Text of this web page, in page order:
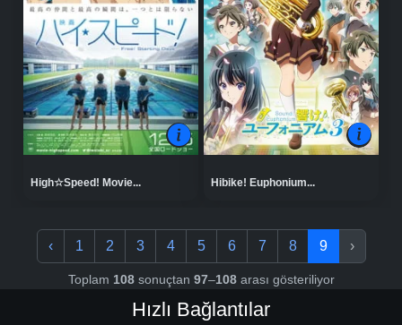
High☆Speed! Movie... Hibike! Euphonium...
‹ 1 2 3 4 5 6 7 8 9 ›
Toplam 108sonuçtan 97–108arası gösteriliyor
Hızlı Bağlantılar